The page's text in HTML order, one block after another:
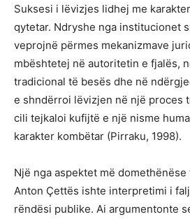
Suksesi i lëvizjes lidhej me
qytetar. Ndryshe nga institucionet
veprojnë përmes mekanizmave
mbështetej në autoritetin e fjalës,
tradicional të besës dhe në
e shndërroi lëvizjen në një proces
cili tejkaloi kufijtë e një nisme
karakter kombëtar (Pirraku, 1998).
Një nga aspektet më
Anton Çettës ishte interpretimi i
rëndësi publike. Ai argumentonte